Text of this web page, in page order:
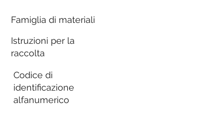
Famiglia di materiali
Istruzioni per la
raccolta
Codice di
identificazione
alfanumerico